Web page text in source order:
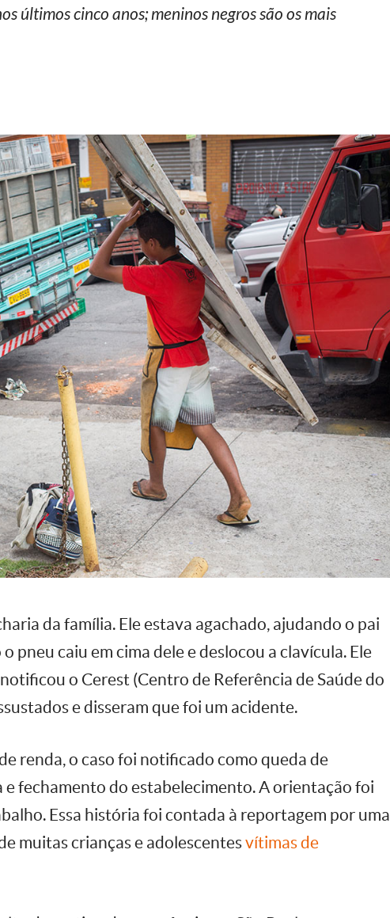
últimos cinco anos; meninos negros são os mais
da família. Ele estava agachado, ajudando o pai
pneu caiu em cima dele e deslocou a clavícula. Ele
o Cerest (Centro de Referência de Saúde do
e disseram que foi um acidente.
renda, o caso foi notificado como queda de
fechamento do estabelecimento. A orientação foi
Essa história foi contada à reportagem por uma
muitas crianças e adolescentesvítimas de